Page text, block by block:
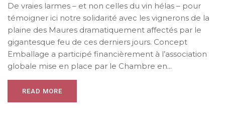
De vraies larmes – et non celles du vin hélas – pour
témoigner ici notre solidarité avec les vignerons de la
plaine des Maures dramatiquement affectés par le
gigantesque feu de ces derniers jours. Concept
Emballage a participé financièrement à l’association
globale mise en place par le Chambre en...
READ MORE